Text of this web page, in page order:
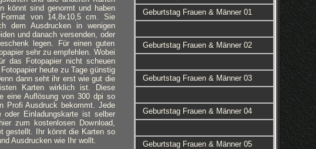
könnt sind genormt und haben
von 14,8x10,5 cm. Sie
dem Ausdrucken in wenigen
und danach versenden, oder
legen. Für einen guten
sehr zu empfehlen. Wobei
das Fotopapier nicht scheuen
heute zu Tage günstig
dann seht ihr erst wie gut die
Karten wirklich ist. Diese
eine Auflösung von 300 dpi so
Profi Ausdruck bekommt. Jede
oder Einladungskarte ist selber
zum kostenlosen Download,
gestellt. Ihr könnt die Karten so
Ausdrucken wie Ihr wollt.
Geburtstag Frauen & Männer 01
Geburtstag Frauen & Männer 02
Geburtstag Frauen & Männer 03
Geburtstag Frauen & Männer 04
Geburtstag Frauen & Männer 05